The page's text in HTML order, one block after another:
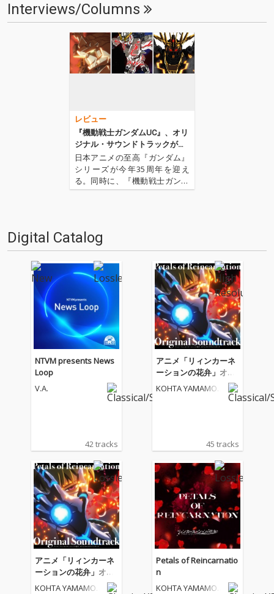
Interviews/Columns
レビュー
『機動戦士ガンダムUC』、オリ
ジナル・サウンドトラックがハ
イレゾで登場!!
日本アニメの至高『ガンダム』
シリーズが今年35周年を迎え
る。同時に、『機動戦士ガンダ
ムUC』の最終章となるepisode
する。この2つのアニヴァーサ
リーを祝して…
Digital Catalog
NTVM presents News
Loop
V.A.
42 tracks
アニメ「リィンカーネ
ーションの花弁」オリ
ジナルサウンドトラッ
KOHTA YAMAMOT
45 tracks
アニメ「リィンカーネ
ーションの花弁」オリ
ジナルサウンドトラッ
KOHTA YAMAMOT
Petals of Reincarnatio
n
KOHTA YAMAMOT